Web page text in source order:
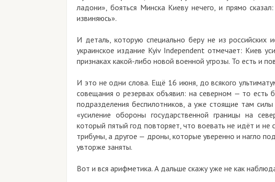
ладони», бояться Минска Киеву нечего, и прямо сказал:
извиняюсь».
И деталь, которую специально беру не из российских
украинское издание Kyiv Independent отмечает: Киев
признаках какой-либо новой военной угрозы. То есть и
И это не одни слова. Ещё 16 июня, до всякого
совещания о резервах объявил: на северном — то есть
подразделения беспилотников, а уже стоящие там силы
«усиление обороны государственной границы на
который пятый год повторяет, что воевать не идёт и не
трибуны, а другое — дроны, которые уверенно и нагло
увторже заняты.
Вот и вся арифметика. А дальше скажу уже не как